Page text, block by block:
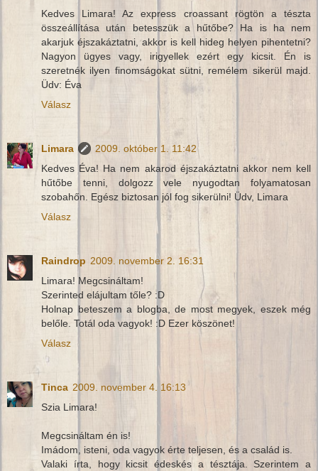
Kedves Limara! Az express croassant rögtön a tészta
összeállítása után betesszük a hűtőbe? Ha is ha nem
akarjuk éjszakáztatni, akkor is kell hideg helyen pihentetni?
Nagyon ügyes vagy, irigyellek ezért egy kicsit. Én is
szeretnék ilyen finomságokat sütni, remélem sikerül majd.
Üdv: Éva
Válasz
Limara
2009. október 1. 11:42
Kedves Éva! Ha nem akarod éjszakáztatni akkor nem kell
hűtőbe tenni, dolgozz vele nyugodtan folyamatosan
szobahőn. Egész biztosan jól fog sikerülni! Üdv, Limara
Válasz
Raindrop 2009. november 2. 16:31
Limara! Megcsináltam!
Szerinted elájultam tőle? :D
Holnap beteszem a blogba, de most megyek, eszek még
belőle. Totál oda vagyok! :D Ezer köszönet!
Válasz
Tinca 2009. november 4. 16:13
Szia Limara!
Megcsináltam én is!
Imádom, isteni, oda vagyok érte teljesen, és a család is.
Valaki írta, hogy kicsit édeskés a tésztája. Szerintem a